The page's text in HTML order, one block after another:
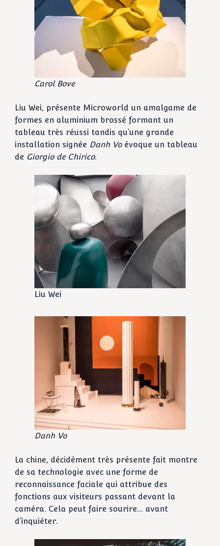
Carol Bove
Liu Wei, présente Microworld un amalgame de
formes en aluminium brossé formant un
tableau très réussi tandis qu’une grande
installation signée Danh Voévoque un tableau
de Giorgio de Chirico.
Liu Wei
Danh Vo
La chine, décidément très présente fait montre
de sa technologie avec une forme de
reconnaissance faciale qui attribue des
fonctions aux visiteurs passant devant la
caméra. Cela peut faire sourire… avant
d’inquiéter.